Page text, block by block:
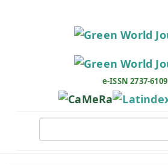
e-ISSN 2737-6109